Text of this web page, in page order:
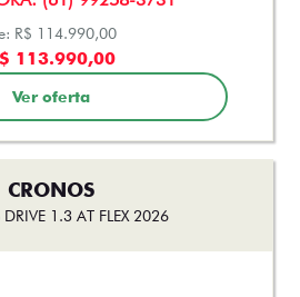
CABINE PLUS 1.3 FLEX 2026